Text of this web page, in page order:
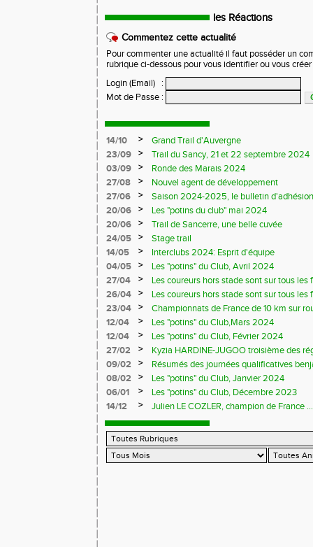
les Réactions
Commentez cette actualité
Pour commenter une actualité il faut posséder un
rubrique ci-dessous pour vous identifier ou vous
Login (Email)
:
Mot de Passe :
14/10 >
Grand Trail d'Auvergne
23/09
>
Trail du Sancy, 21 et 22 septembre 2024
03/09
>
Ronde des Marais 2024
27/08
>
Nouvel agent de développement
27/06
>
Saison 2024-2025, le bulletin
20/06
>
Les "potins du club" mai 2024
20/06
>
Trail de Sancerre, une belle cuvée
24/05
>
Stage trail
14/05
>
Interclubs 2024: Esprit d'équipe
04/05
>
Les "potins" du Club, Avril 2024
27/04
>
Les coureurs hors stade sont sur tous les
26/04
>
Les coureurs hors stade sont sur tous les
23/04
>
Championnats de France de 10 km sur
12/04
>
Les "potins" du Club,Mars 2024
12/04
>
Les "potins" du Club, Février 2024
27/02
>
Kyzia HARDINE-JUGOO troisième des
09/02
>
Résumés des journées qualificatives
08/02
>
Les "potins" du Club, Janvier 2024
06/01
>
Les "potins" du Club, Décembre 2023
14/12
> Julien LE COZLER, champion de France ...